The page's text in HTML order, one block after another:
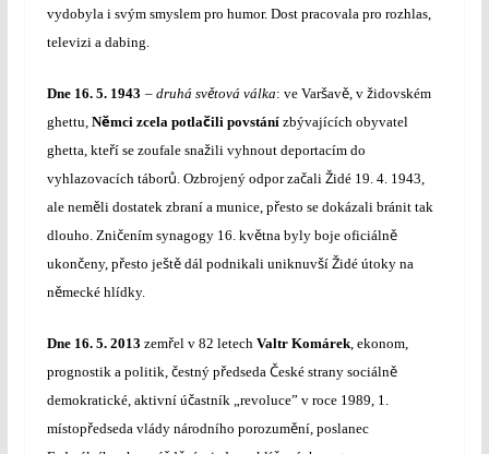
vydobyla i svým smyslem pro humor. Dost pracovala pro rozhlas,
televizi a dabing.
Dne 16. 5. 1943 – druhá světová válka: ve Varšavě, v židovském
ghettu, Němci zcela potlačili povstánízbývajících obyvatel
ghetta, kteří se zoufale snažili vyhnout deportacím do
vyhlazovacích táborů. Ozbrojený odpor začali Židé 19. 4. 1943,
ale neměli dostatek zbraní a munice, přesto se dokázali bránit tak
dlouho. Zničením synagogy 16. května byly boje oficiálně
ukončeny, přesto ještědál podnikali uniknuvší Židé útoky na
německé hlídky.
Dne 16. 5. 2013 zemřel v 82 letech Valtr Komárek, ekonom,
prognostik a politik, čestný předseda České strany sociálně
demokratické, aktivní účastník „revoluce” v roce 1989, 1.
místopředseda vlády národního porozumění, poslanec